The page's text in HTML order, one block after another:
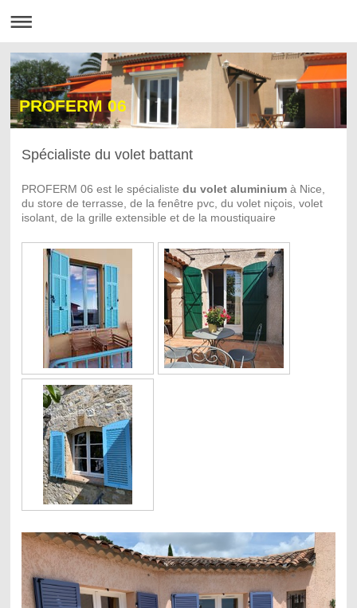
PROFERM 06
Spécialiste du volet battant
PROFERM 06 est le spécialiste du volet aluminiumà Nice,
du store de terrasse, de la fenêtre pvc, du volet niçois, volet
isolant, de la grille extensible et de la moustiquaire